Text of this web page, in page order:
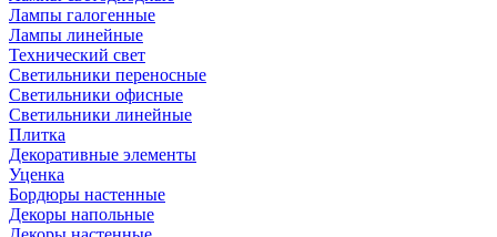
Лампы галогенные
Лампы линейные
Технический свет
Светильники переносные
Светильники офисные
Светильники линейные
Плитка
Декоративные элементы
Уценка
Бордюры настенные
Декоры напольные